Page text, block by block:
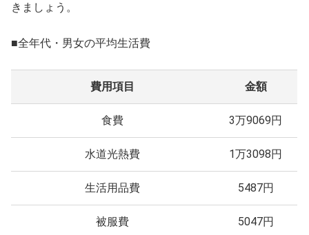
きましょう。
■全年代・男女の平均生活費
費用項目 金額
食費 3万9069円
水道光熱費 1万3098円
生活用品費 5487円
被服費 5047円